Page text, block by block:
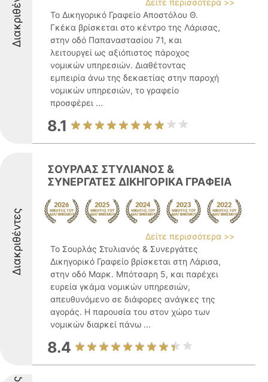
Δείτε περισσότερα >>
Το Δικηγορικό Γραφείο Αποστόλου Θ.
Γκέκα βρίσκεται στο κέντρο της Λάρισας,
στην οδό Παπαναστασίου 71, και
λειτουργεί ως αξιόπιστος πάροχος
νομικών υπηρεσιών. Διαθέτοντας
εμπειρία άνω της δεκαετίας στην παροχή
νομικών υπηρεσιών, το γραφείο
προσφέρει ...
8.1
Διακριθέντες
ΣΟΥΡΛΑΣ ΣΤΥΛΙΑΝΟΣ &
ΣΥΝΕΡΓΑΤΕΣ ΔΙΚΗΓΟΡΙΚΑ ΓΡΑΦΕΙΑ
Δείτε περισσότερα >>
Το Σουρλάς Στυλιανός & Συνεργάτες
Δικηγορικό Γραφείο βρίσκεται στη Λάρισα,
στην οδό Μαρκ. Μπότσαρη 5, και παρέχει
ευρεία γκάμα νομικών υπηρεσιών,
απευθυνόμενο σε διάφορες ανάγκες της
αγοράς. Η παρουσία του στον χώρο των
νομικών διαρκεί πάνω ...
8.4